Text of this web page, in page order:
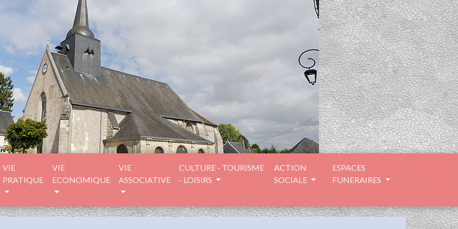
VIE
PRATIQUE
VIE
ECONOMIQUE
VIE
ASSOCIATIVE
CULTURE - TOURISME
- LOISIRS
ACTION
SOCIALE
ESPACES
FUNERAIRES